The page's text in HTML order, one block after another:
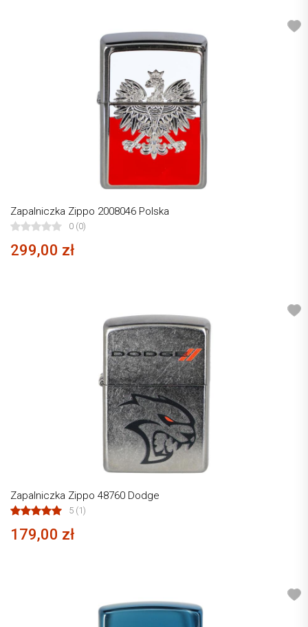
Zapalniczka Zippo 2008046 Polska
0 (0)
299,00 zł
Zapalniczka Zippo 48760 Dodge
5 (1)
179,00 zł